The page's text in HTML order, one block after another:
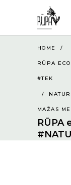
HOME /
RŪPA
#TEK
/
MAŽAS
RŪPA